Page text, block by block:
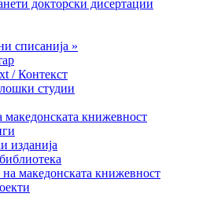
докторски дисертации
списанија »
/ Контекст
студии
македонската книжевност
изданија
на македонската книжевност